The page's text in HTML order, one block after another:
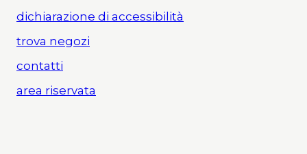
dichiarazione di accessibilità
trova negozi
contatti
area riservata